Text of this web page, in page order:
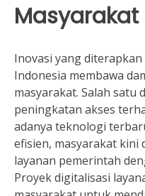
Masyarakat
Inovasi yang
Indonesia membawa
masyarakat. Salah satu
peningkatan akses
adanya teknologi
efisien, masyarakat kini
layanan pemerintah
Proyek digitalisasi